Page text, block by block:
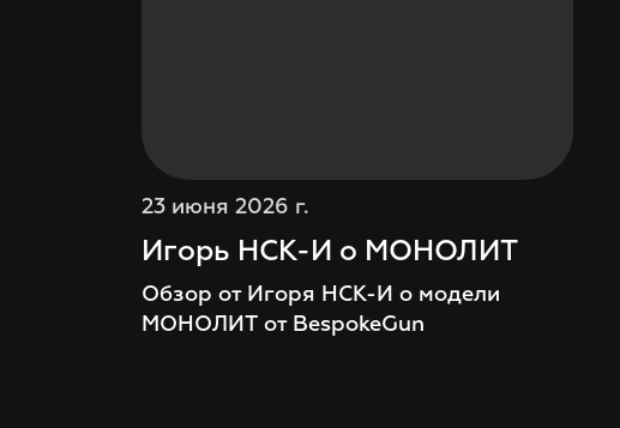
23 июня 2026 г.
Игорь НСК-И о МОНОЛИТ
Обзор от Игоря НСК-И о модели
МОНОЛИТ от BespokeGun